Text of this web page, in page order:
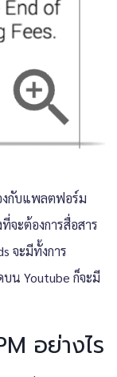
กับแพลตฟอร์ม
ะต้องการสื่อสาร
จะมีทั้งการ
น Youtube ก็จะมี
อย่างไร